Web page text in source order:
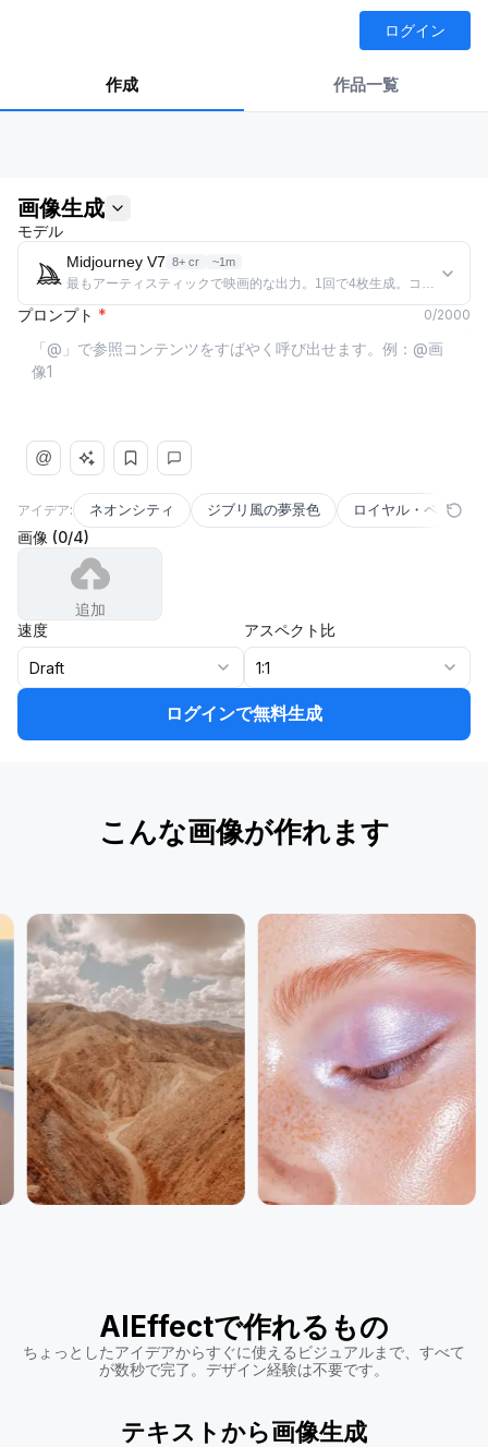
ログイン
作成 作品一覧
画像生成
モデル
Midjourney V7 8+ cr ~1m
最もアーティスティックで映画的な出力。1回で4枚生成。コンセプト
プロンプト * 0/2000
@
アイデア: ネオンシティ ジブリ風の夢景色 ロイヤル・ペット
画像 (0/4)
追加
速度
Draft
アスペクト比
1:1
ログインで無料生成
こんな画像が作れます
AIEffectで作れるもの
ちょっとしたアイデアからすぐに使えるビジュアルまで、すべて
が数秒で完了。デザイン経験は不要です。
テキストから画像生成